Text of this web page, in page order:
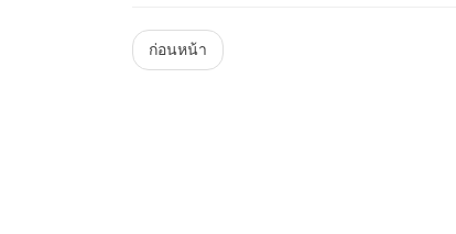
Menu
ก่อนหน้า